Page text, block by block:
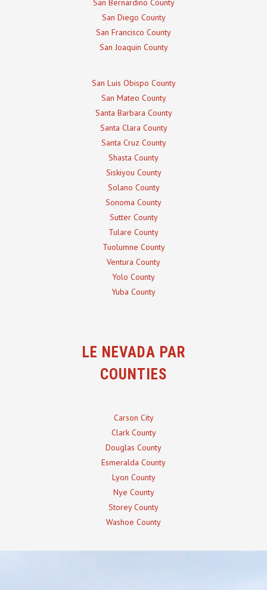
San Bernardino County
San Diego County
San Francisco County
San Joaquin County
San Luis Obispo County
San Mateo County
Santa Barbara County
Santa Clara County
Santa Cruz County
Shasta County
Siskiyou County
Solano County
Sonoma County
Sutter County
Tulare County
Tuolumne County
Ventura County
Yolo County
Yuba County
LE NEVADA PAR
COUNTIES
Carson City
Clark County
Douglas County
Esmeralda County
Lyon County
Nye County
Storey County
Washoe County